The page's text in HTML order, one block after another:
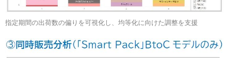
指定期間の出荷数の偏りを可視化し、均等化に向けた調整を支援